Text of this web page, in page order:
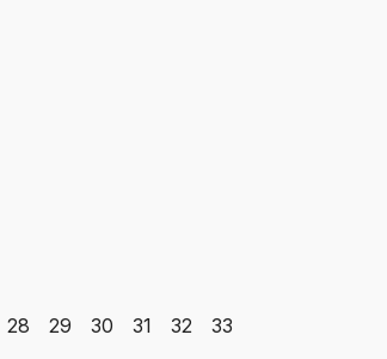
28 29 30 31 32 33